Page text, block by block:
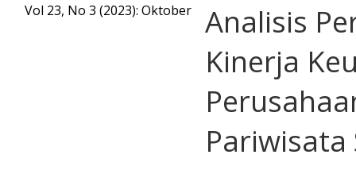
Vol 23, No 3 (2023): Oktober
Analisis
Kinerja
Pariwisata